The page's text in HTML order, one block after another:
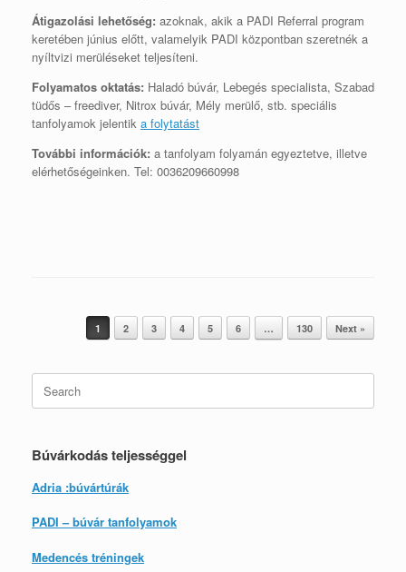
Átigazolási lehetőség: azoknak, akik a PADI Referral program
keretében június előtt, valamelyik PADI központban szeretnék a
nyíltvizi merüléseket teljesíteni.
Folyamatos oktatás: Haladó búvár, Lebegés specialista, Szabad
tüdős – freediver, Nitrox búvár, Mély merülő, stb. speciális
tanfolyamok jelentik a folytatást
További információk: a tanfolyam folyamán egyeztetve, illetve
elérhetőségeinken. Tel: 0036209660998
Post navigation
1 2 3 4 5 6 … 130 Next »
Search
for:
Búvárkodás teljességgel
Adria :búvártúrák
PADI – búvár tanfolyamok
Medencés tréningek